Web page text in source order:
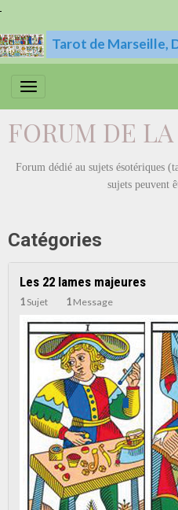
Tarot de Marseille,
FORUM DE LA
Forum dédié au sujets ésotériques
sujets peuvent
Catégories
Les 22 lames majeures
1 Sujet 1 Message